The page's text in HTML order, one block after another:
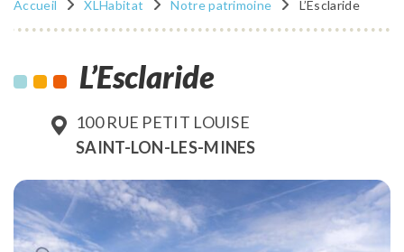
Accueil XLHabitat Notre patrimoine L’Esclaride
L’Esclaride
100 RUE PETIT LOUISE
SAINT-LON-LES-MINES